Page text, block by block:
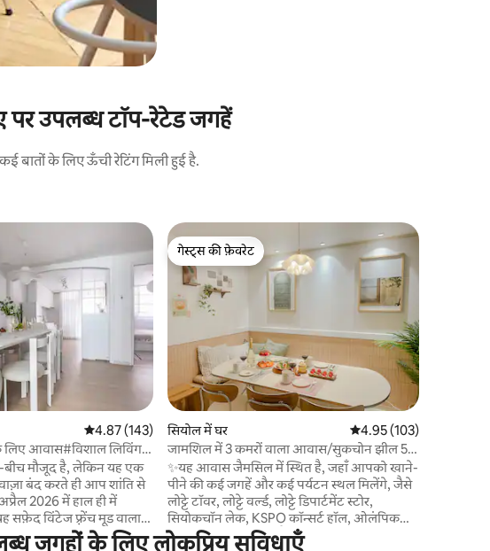
पर उपलब्ध टॉप-रेटेड जगहें
के लिए ऊँची रेटिंग मिली हुई है.
औसत रेटिंग 5 में से 4.87, 143 समीक्षाएँ
4.87 (143)
लिए आवास#विशाल लिविंग
झील 3 मिनट#सामान
मौजूद है, लेकिन यह एक
बंद करते ही आप शांति से
सफ़ेद विंटेज फ़्रेंच मूड वाला
पारिवारिक यात्राओं और
गेस्ट्स की फ़ेवरेट
गेस्ट्स की फ़ेवरेट
सियोल में घर औसत रेटिंग 5 में से 4.95,
4.95 (103)
जामशिल में 3 कमरों वाला आवास/सुकचोन झील 5
मिनट/लोटे वर्ल्ड, लोटे टॉवर 7 मिनट/केएसपीओ/3
मेट्रो लाइनों के पास, अधिकतम 8 लोगों के लिए
✨यह आवास जैमसिल में स्थित है, जहाँ आपको खाने-
पीने की कई जगहें और कई पर्यटन स्थल मिलेंगे, जैसे
लोट्टे टॉवर, लोट्टे वर्ल्ड, लोट्टे डिपार्टमेंट स्टोर,
सियोकचॉन लेक, KSPO कॉन्सर्ट हॉल, ओलंपिक
पार्क, सोंगरिदान-गिल, सैमसंग COEX, सियोंगसू,
जगहों के लिए लोकप्रिय सुविधाएँ